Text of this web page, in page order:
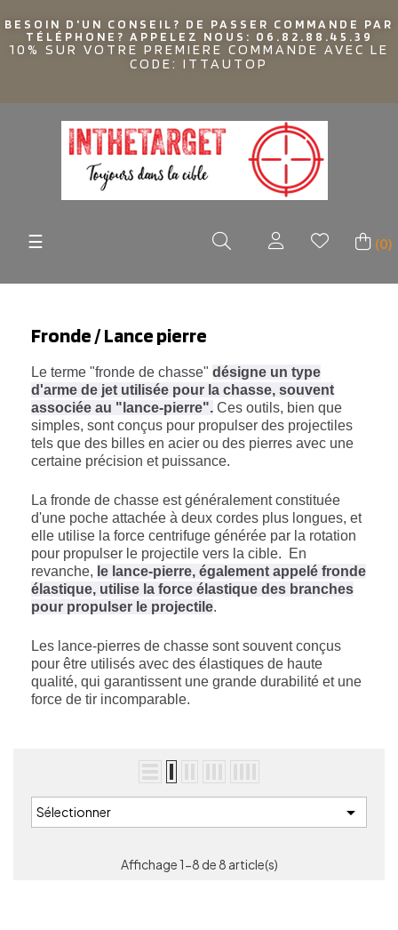
BESOIN D'UN CONSEIL? DE PASSER COMMANDE PAR
TÉLÉPHONE? APPELEZ NOUS: 06.82.88.45.39
10% SUR VOTRE PREMIERE COMMANDE AVEC LE
CODE: ITTAUTOP
Basculer
☰ (0)
Fronde / Lance pierre
Le terme "fronde de chasse" désigne un type
d'arme de jet utilisée pour la chasse, souvent
associée au "lance-pierre". Ces outils, bien que
simples, sont conçus pour propulser des projectiles
tels que des billes en acier ou des pierres avec une
certaine précision et puissance.
La fronde de chasse est généralement constituée
d'une poche attachée à deux cordes plus longues, et
elle utilise la force centrifuge générée par la rotation
pour propulser le projectile vers la cible.
En
revanche, le lance-pierre, également appelé fronde
élastique, utilise la force élastique des branches
pour propulser le projectile.
Les lance-pierres de chasse sont souvent conçus
pour être utilisés avec des élastiques de haute
qualité, qui garantissent une grande durabilité et une
force de tir incomparable.
Sélectionner 
Affichage 1-8 de 8 article(s)